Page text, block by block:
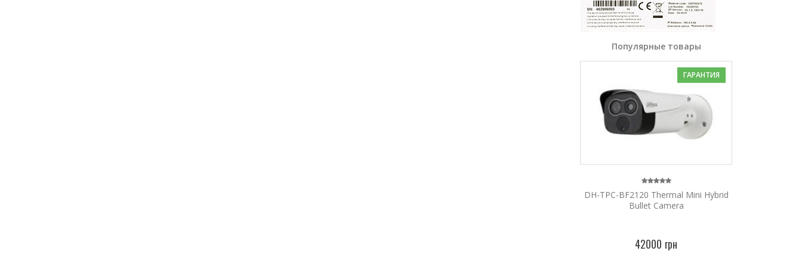
Популярные товары
ГАРАНТИЯ
DH-TPC-BF2120 Thermal Mini Hybrid
Bullet Camera
42000 грн